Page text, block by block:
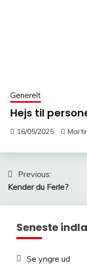
Generelt
Hejs til
16/05/2025
Previous:
Kender du Ferle?
Seneste
Se yngre ud